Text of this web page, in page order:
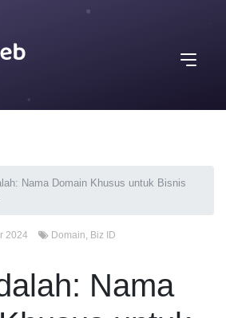
Nama Domain Khusus untuk Bisnis
2024 Domain, Biz ID
Nama